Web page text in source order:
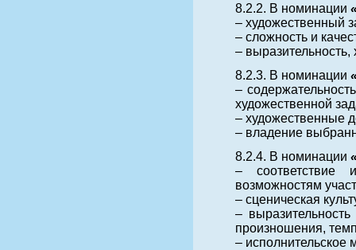
8.2.2. В номинации
– художественный
– сложность и
–
8.2.3. В номинации
–
художественной
– художественные
– владение
8.2.4. В номинации
– соответствие
возможностям
– сценическая
–
произношения,
– исполнительское